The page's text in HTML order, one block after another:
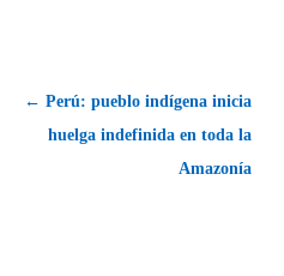
← Perú: pueblo indígena inicia
huelga indefinida en toda la
Amazonía